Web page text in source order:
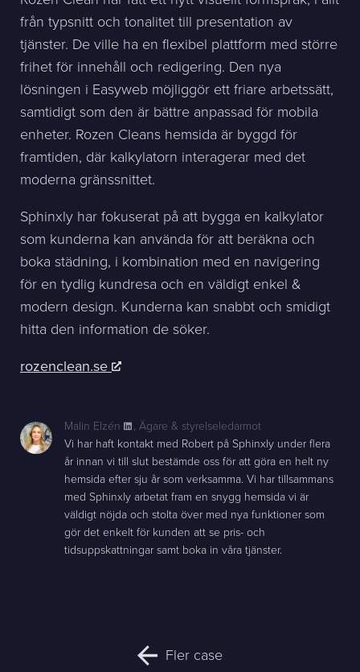
från typsnitt och tonalitet till presentation av
tjänster. De ville ha en flexibel plattform med större
frihet för innehåll och redigering. Den nya
lösningen i Easyweb möjliggör ett friare arbetssätt,
samtidigt som den är bättre anpassad för mobila
enheter. Rozen Cleans hemsida är byggd för
framtiden, där kalkylatorn interagerar med det
moderna gränssnittet.
Sphinxly har fokuserat på att bygga en kalkylator
som kunderna kan använda för att beräkna och
boka städning, i kombination med en navigering
för en tydlig kundresa och en väldigt enkel &
modern design. Kunderna kan snabbt och smidigt
hitta den information de söker.
rozenclean.se
Malin Elzén , Ägare & styrelseledarmot
Vi har haft kontakt med Robert på Sphinxly under flera
år innan vi till slut bestämde oss för att göra en helt ny
hemsida efter sju år som verksamma. Vi har tillsammans
med Sphinxly arbetat fram en snygg hemsida vi är
väldigt nöjda och stolta över med nya funktioner som
gör det enkelt för kunden att se pris- och
tidsuppskattningar samt boka in våra tjänster.
Fler case